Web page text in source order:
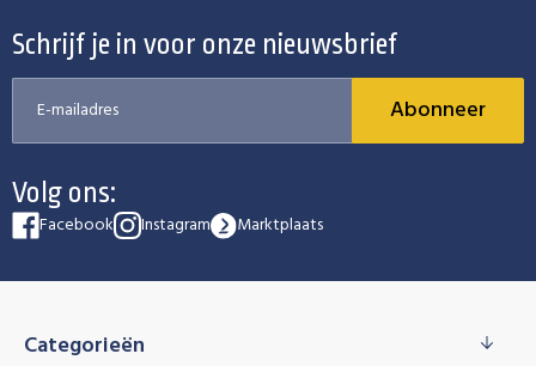
Schrijf je in voor onze nieuwsbrief
Abonneer
Volg ons:
Facebook Instagram Marktplaats
Categorieën